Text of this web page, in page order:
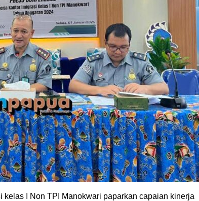
I Non TPI Manokwari paparkan capaian kinerja